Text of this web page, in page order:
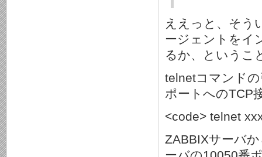
ええっと、そう
ージェントをイ
るか、というこ
telnetコマンド
ポートへのTCP
<code> telnet
ZABBIXサーバ